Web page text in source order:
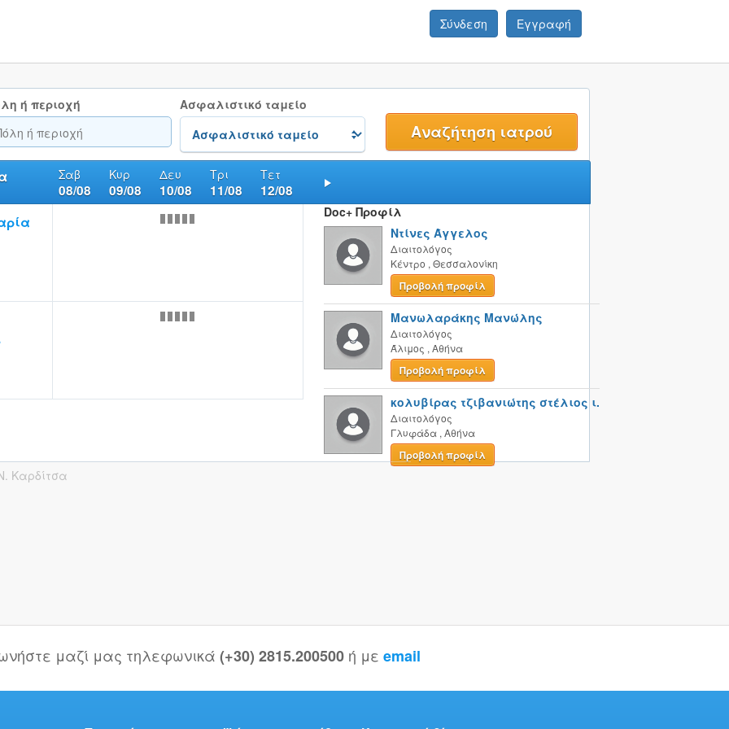
Σύνδεση Εγγραφή
ή περιοχή Ασφαλιστικό ταμείο
Σαβ
08/08
Κυρ
09/08
Δευ
10/08
Τρι
11/08
Τετ
12/08
Doc+ Προφίλ
Ντίνες Άγγελος
Διαιτολόγος
Κέντρο , Θεσσαλονίκη
Προβολή προφίλ
Μανωλαράκης Μανώλης
Διαιτολόγος
Άλιμος , Αθήνα
Προβολή προφίλ
κολυβίρας τζιβανιώτης στέλιος ι.
Διαιτολόγος
Γλυφάδα , Αθήνα
Προβολή προφίλ
Καρδίτσα
μαζί μας τηλεφωνικά (+30) 2815.200500 ή με email